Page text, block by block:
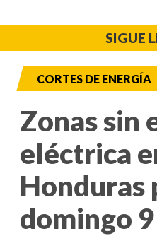
SIGUE
CORTES DE ENERGÍA
Zonas sin
eléctrica
Honduras
domingo